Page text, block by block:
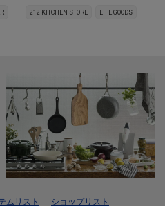
212 KITCHEN STORE LIFE GOODS
ムリスト ショップリスト